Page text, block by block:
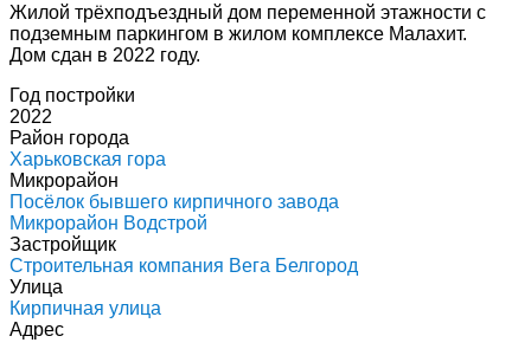
Жилой трёхподъездный дом переменной этажности с
подземным паркингом в жилом комплексе Малахит.
Дом сдан в 2022 году.
Год постройки
2022
Район города
Харьковская гора
Микрорайон
Посёлок бывшего кирпичного завода
Микрорайон Водстрой
Застройщик
Строительная компания Вега Белгород
Улица
Кирпичная улица
Адрес